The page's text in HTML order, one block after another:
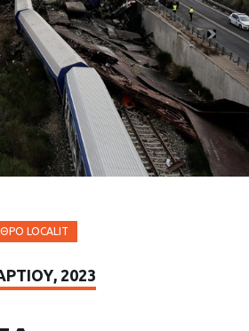
LOCALIT
2023